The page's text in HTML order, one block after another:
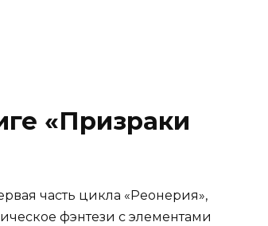
«Призраки
часть цикла «Реонерия»,
фэнтези с элементами